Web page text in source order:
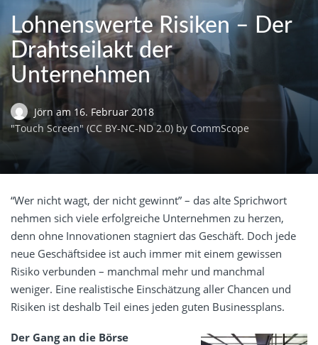
Lohnenswerte Risiken – Der
Drahtseilakt der
Unternehmen
Jörn am 16. Februar 2018
"Touch Screen" (CC BY-NC-ND 2.0) by CommScope
“Wer nicht wagt, der nicht gewinnt” – das alte Sprichwort
nehmen sich viele erfolgreiche Unternehmen zu herzen,
denn ohne Innovationen stagniert das Geschäft. Doch jede
neue Geschäftsidee ist auch immer mit einem gewissen
Risiko verbunden – manchmal mehr und manchmal
weniger. Eine realistische Einschätzung aller Chancen und
Risiken ist deshalb Teil eines jeden guten Businessplans.
Der Gang an die Börse